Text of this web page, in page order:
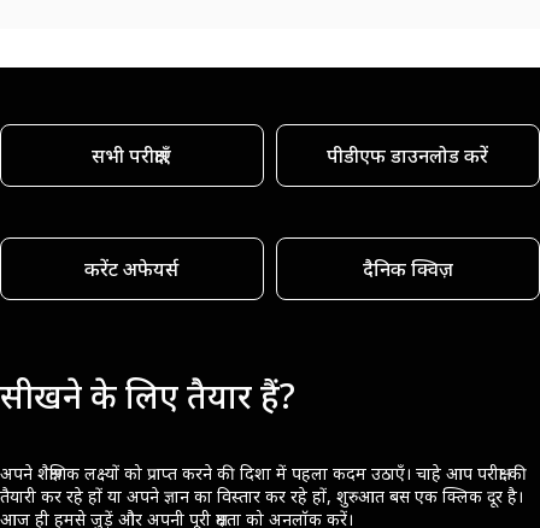
सभी परीक्षाएँ पीडीएफ डाउनलोड करें
करेंट अफेयर्स दैनिक क्विज़
सीखने के लिए तैयार हैं?
अपने शैक्षणिक लक्ष्यों को प्राप्त करने की दिशा में पहला कदम उठाएँ। चाहे आप परीक्षा की
तैयारी कर रहे हों या अपने ज्ञान का विस्तार कर रहे हों, शुरुआत बस एक क्लिक दूर है।
आज ही हमसे जुड़ें और अपनी पूरी क्षमता को अनलॉक करें।